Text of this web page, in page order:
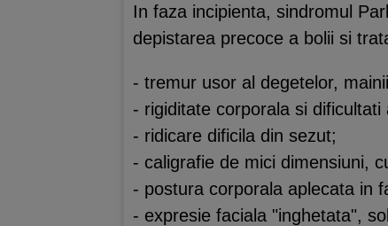
In faza incipienta, sindromul
depistarea precoce a bolii si
- tremur usor al degetelor,
- rigiditate corporala si dificultati
- ridicare dificila din sezut;
- caligrafie de mici dimensiuni,
- postura corporala aplecata in
- expresie faciala "inghetata",